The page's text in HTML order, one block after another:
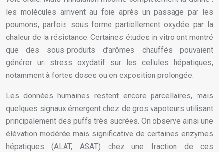
les molécules arrivent au foie après un passage par les
poumons, parfois sous forme partiellement oxydée par la
chaleur de la résistance. Certaines études in vitro ont montré
que des sous-produits d’arômes chauffés pouvaient
générer un stress oxydatif sur les cellules hépatiques,
notamment à fortes doses ou en exposition prolongée.
Les données humaines restent encore parcellaires, mais
quelques signaux émergent chez de gros vapoteurs utilisant
principalement des puffs très sucrées. On observe ainsi une
élévation modérée mais significative de certaines enzymes
hépatiques (ALAT, ASAT) chez une fraction de ces